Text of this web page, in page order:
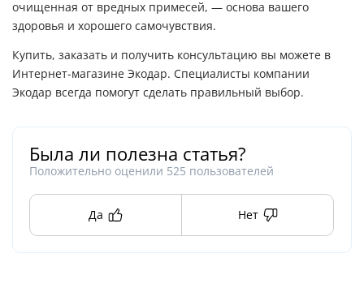
очищенная от вредных примесей, — основа вашего
здоровья и хорошего самочувствия.
Купить, заказать и получить консультацию вы можете в
Интернет-магазине Экодар. Специалисты компании
Экодар всегда помогут сделать правильный выбор.
Была ли полезна статья?
Положительно оценили 525 пользователей
Да Нет